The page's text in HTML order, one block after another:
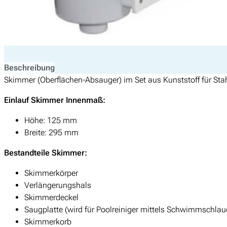
Beschreibung
Skimmer (Oberflächen-Absauger) im Set aus Kunststoff für
Einlauf Skimmer Innenmaß:
Höhe: 125 mm
Breite: 295 mm
Bestandteile Skimmer:
Skimmerkörper
Verlängerungshals
Skimmerdeckel
Saugplatte (wird für Poolreiniger mittels
Skimmerkorb